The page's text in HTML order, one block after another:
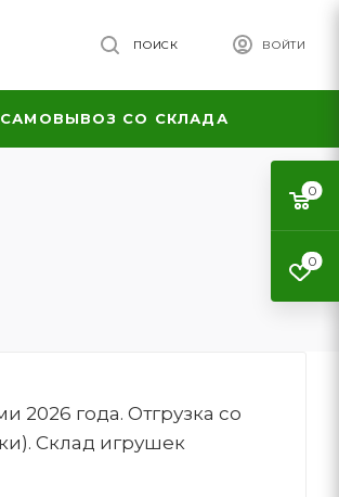
ВОЙТИ
ПОИСК
САМОВЫВОЗ СО СКЛАДА
2026 года. Отгрузка со
Склад игрушек
0
0